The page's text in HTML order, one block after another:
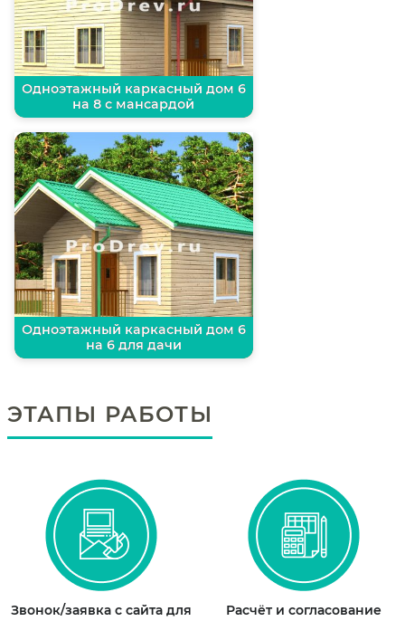
Одноэтажный каркасный дом 6
на 8 с мансардой
Одноэтажный каркасный дом 6
на 6 для дачи
ЭТАПЫ РАБОТЫ
Звонок/заявка с сайта для
Расчёт и согласование